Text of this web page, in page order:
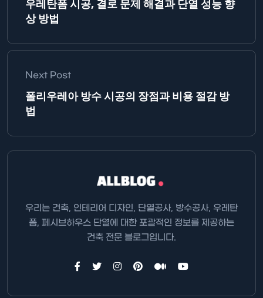
우레탄폼 시공, 결로 문제 해결과 단열 성능 향
상 방법
Next Post
폴리우레아 방수 시공의 장점과 비용 절감 방
법
우리는 건축, 인테리어 디자인, 단열공사, 방수공사, 우레탄
폼, 페시브하우스 단열에 대한 포괄적인 정보를 제공하는
건축 전문 블로그입니다.